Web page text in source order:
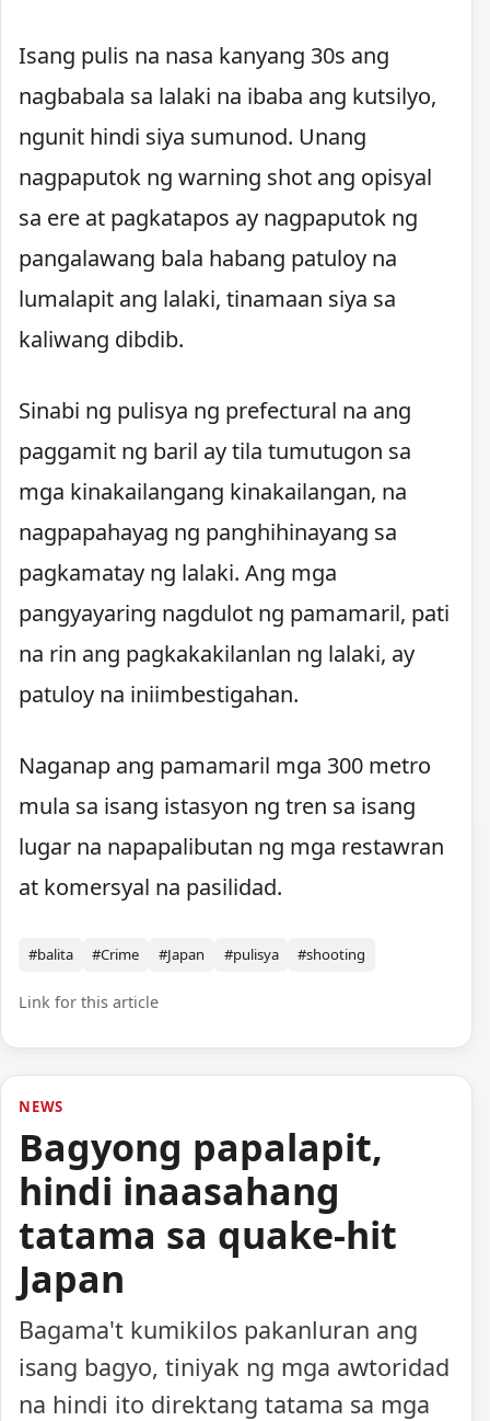
Isang pulis na nasa kanyang 30s ang
nagbabala sa lalaki na ibaba ang kutsilyo,
ngunit hindi siya sumunod. Unang
nagpaputok ng warning shot ang opisyal
sa ere at pagkatapos ay nagpaputok ng
pangalawang bala habang patuloy na
lumalapit ang lalaki, tinamaan siya sa
kaliwang dibdib.
Sinabi ng pulisya ng prefectural na ang
paggamit ng baril ay tila tumutugon sa
mga kinakailangang kinakailangan, na
nagpapahayag ng panghihinayang sa
pagkamatay ng lalaki. Ang mga
pangyayaring nagdulot ng pamamaril, pati
na rin ang pagkakakilanlan ng lalaki, ay
patuloy na iniimbestigahan.
Naganap ang pamamaril mga 300 metro
mula sa isang istasyon ng tren sa isang
lugar na napapalibutan ng mga restawran
at komersyal na pasilidad.
#balita #Crime #Japan #pulisya #shooting
Link for this article
NEWS
Bagyong papalapit,
hindi inaasahang
tatama sa quake-hit
Japan
Bagama't kumikilos pakanluran ang
isang bagyo, tiniyak ng mga awtoridad
na hindi ito direktang tatama sa mga